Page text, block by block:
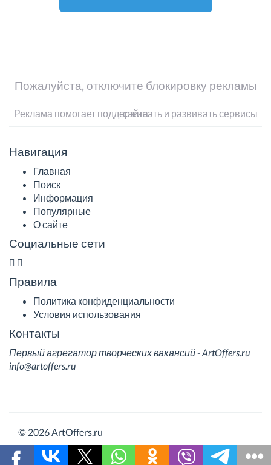
Пожалуйста, отключите блокировку рекламы
Реклама помогает поддерживать и развивать сервисы сайта
Навигация
Главная
Поиск
Информация
Популярные
О сайте
Социальные сети
Правила
Политика конфиденциальности
Условия использования
Контакты
Первый агрегатор творческих вакансий - ArtOffers.ru
info@artoffers.ru
© 2026 ArtOffers.ru